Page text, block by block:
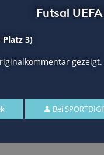
Futsal
Platz 3)
gezeigt.
Bei